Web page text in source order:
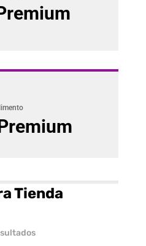
Tienda
Ordenado